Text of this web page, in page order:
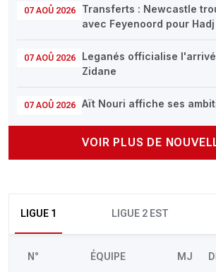
07 AOÛ 2026
Transferts : Newcastle
avec Feyenoord pour
07 AOÛ 2026
Leganés officialise
Zidane
07 AOÛ 2026 Aït Nouri affiche ses
VOIR PLUS DE
LIGUE 1 LIGUE 2 EST
N° ÉQUIPE MJ